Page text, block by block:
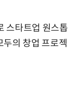
스타트업 원스톱
두의 창업 프로젝